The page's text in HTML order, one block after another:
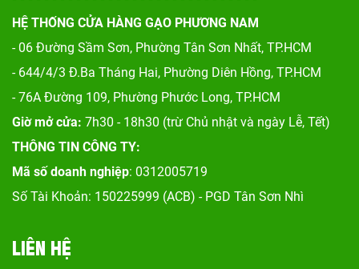
HỆ THỐNG CỬA HÀNG GẠO PHƯƠNG NAM
- 06 Đường Sầm Sơn, Phường Tân Sơn Nhất, TP.HCM
- 644/4/3 Đ.Ba Tháng Hai, Phường Diên Hồng, TP.HCM
- 76A Đường 109, Phường Phước Long, TP.HCM
Giờ mở cửa: 7h30 - 18h30 (trừ Chủ nhật và ngày Lễ, Tết)
THÔNG TIN CÔNG TY:
Mã số doanh nghiệp: 0312005719
Số Tài Khoản: 150225999 (ACB) - PGD Tân Sơn Nhì
LIÊN HỆ